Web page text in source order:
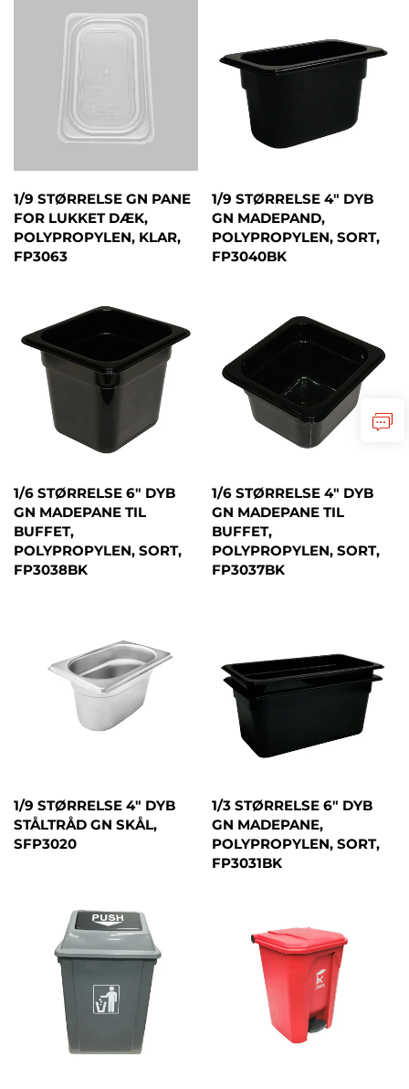
1/9 STØRRELSE GN PANE
FOR LUKKET DÆK,
POLYPROPYLEN, KLAR,
FP3063
1/9 STØRRELSE 4" DYB
GN MADEPAND,
POLYPROPYLEN, SORT,
FP3040BK
1/6 STØRRELSE 6" DYB
GN MADEPANE TIL
BUFFET,
POLYPROPYLEN, SORT,
FP3038BK
1/6 STØRRELSE 4" DYB
GN MADEPANE TIL
BUFFET,
POLYPROPYLEN, SORT,
FP3037BK
1/9 STØRRELSE 4" DYB
STÅLTRÅD GN SKÅL,
SFP3020
1/3 STØRRELSE 6" DYB
GN MADEPANE,
POLYPROPYLEN, SORT,
FP3031BK